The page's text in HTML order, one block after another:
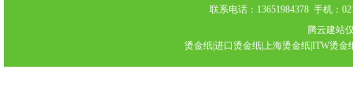
联系电话：13651984378 手机：
腾云建站
烫金纸|进口烫金纸|上海烫金纸|ITW烫